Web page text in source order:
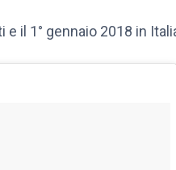
il 1° gennaio 2018 in